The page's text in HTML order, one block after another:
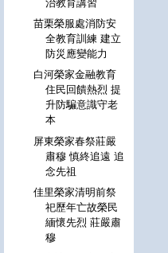
治教育講習
苗栗榮服處消防安
全教育訓練 建立
防災應變能力
白河榮家金融教育
住民回饋熱烈 提
升防騙意識守老
本
屏東榮家春祭莊嚴
肅穆 慎終追遠 追
念先祖
佳里榮家清明前祭
祀歷年亡故榮民
緬懷先烈 莊嚴肅
穆